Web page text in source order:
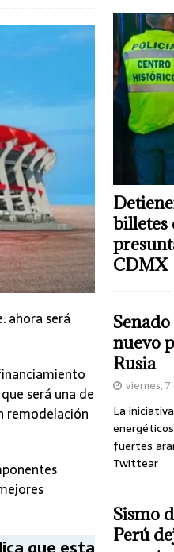
de 500 pesos presuntamente falsos
ahora será
será una de
remodelación
billetes
CDMX
nuevo
Rusia
viernes,
La
fuertes
Twittear
Sismo
Perú